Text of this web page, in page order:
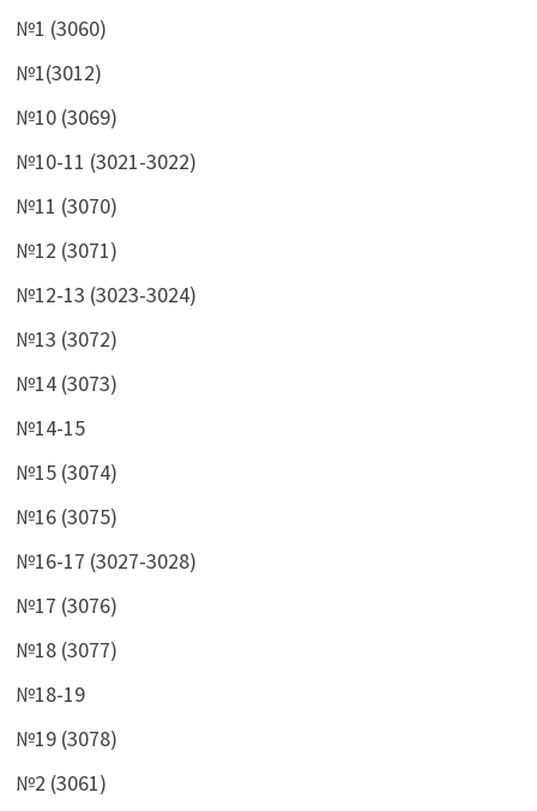
№1 (3060)
№1(3012)
№10 (3069)
№10-11 (3021-3022)
№11 (3070)
№12 (3071)
№12-13 (3023-3024)
№13 (3072)
№14 (3073)
№14-15
№15 (3074)
№16 (3075)
№16-17 (3027-3028)
№17 (3076)
№18 (3077)
№18-19
№19 (3078)
№2 (3061)